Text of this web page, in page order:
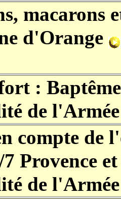
macarons
d'Orange
:
de
compte de
Provence
de